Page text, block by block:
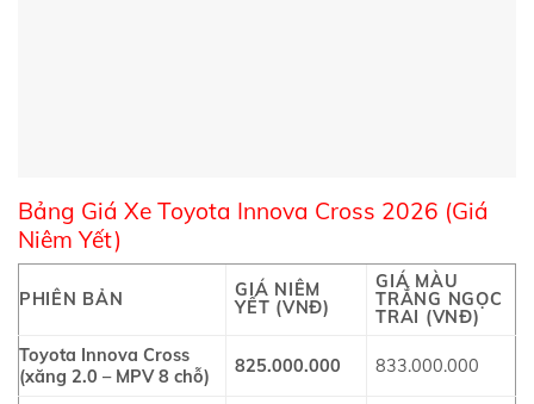
Bảng Giá Xe Toyota Innova Cross 2026 (Giá
Niêm Yết)
PHIÊN BẢN
GIÁ NIÊM
YẾT (VNĐ)
GIÁ MÀU
TRẮNG NGỌC
TRAI (VNĐ)
Toyota Innova Cross
(xăng 2.0 – MPV 8 chỗ)
825.000.000 833.000.000